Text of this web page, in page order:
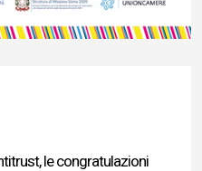
le congratulazioni